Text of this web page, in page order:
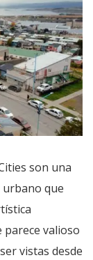
son una
que
parece valioso
vistas desde